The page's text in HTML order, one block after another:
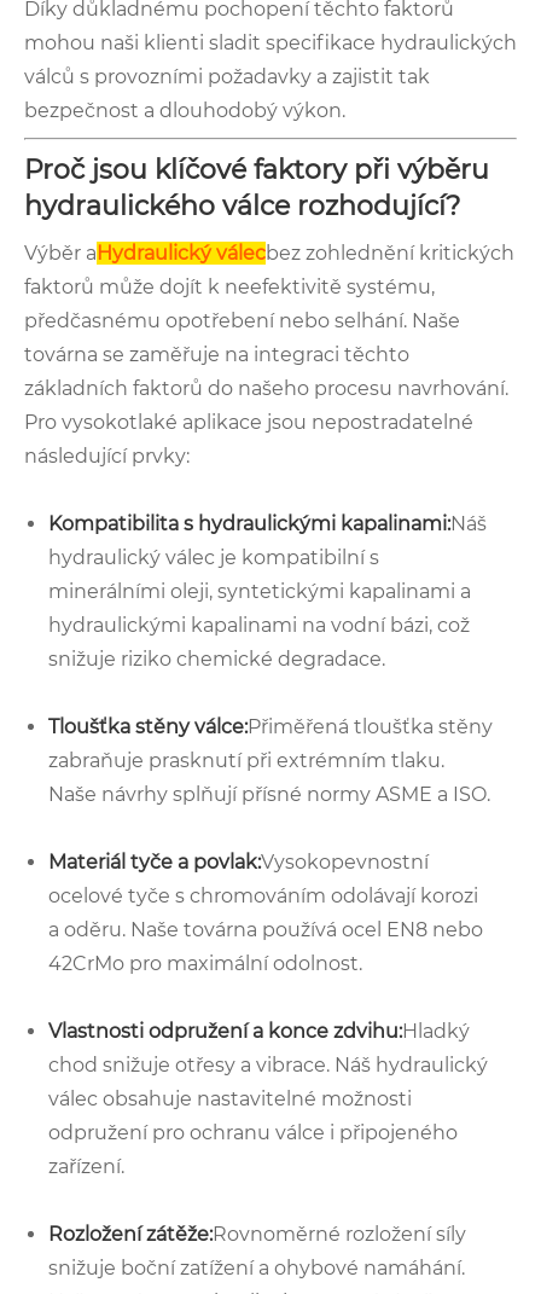
Díky důkladnému pochopení těchto faktorů
mohou naši klienti sladit specifikace hydraulických
válců s provozními požadavky a zajistit tak
bezpečnost a dlouhodobý výkon.
Proč jsou klíčové faktory při výběru
hydraulického válce rozhodující?
Výběr aHydraulický válecbez zohlednění kritických
faktorů může dojít k neefektivitě systému,
předčasnému opotřebení nebo selhání. Naše
továrna se zaměřuje na integraci těchto
základních faktorů do našeho procesu navrhování.
Pro vysokotlaké aplikace jsou nepostradatelné
následující prvky:
Kompatibilita s hydraulickými kapalinami:Náš
hydraulický válec je kompatibilní s
minerálními oleji, syntetickými kapalinami a
hydraulickými kapalinami na vodní bázi, což
snižuje riziko chemické degradace.
Tloušťka stěny válce:Přiměřená tloušťka stěny
zabraňuje prasknutí při extrémním tlaku.
Naše návrhy splňují přísné normy ASME a ISO.
Materiál tyče a povlak:Vysokopevnostní
ocelové tyče s chromováním odolávají korozi
a oděru. Naše továrna používá ocel EN8 nebo
42CrMo pro maximální odolnost.
Vlastnosti odpružení a konce zdvihu:Hladký
chod snižuje otřesy a vibrace. Náš hydraulický
válec obsahuje nastavitelné možnosti
odpružení pro ochranu válce i připojeného
zařízení.
Rozložení zátěže:Rovnoměrné rozložení síly
snižuje boční zatížení a ohybové namáhání.